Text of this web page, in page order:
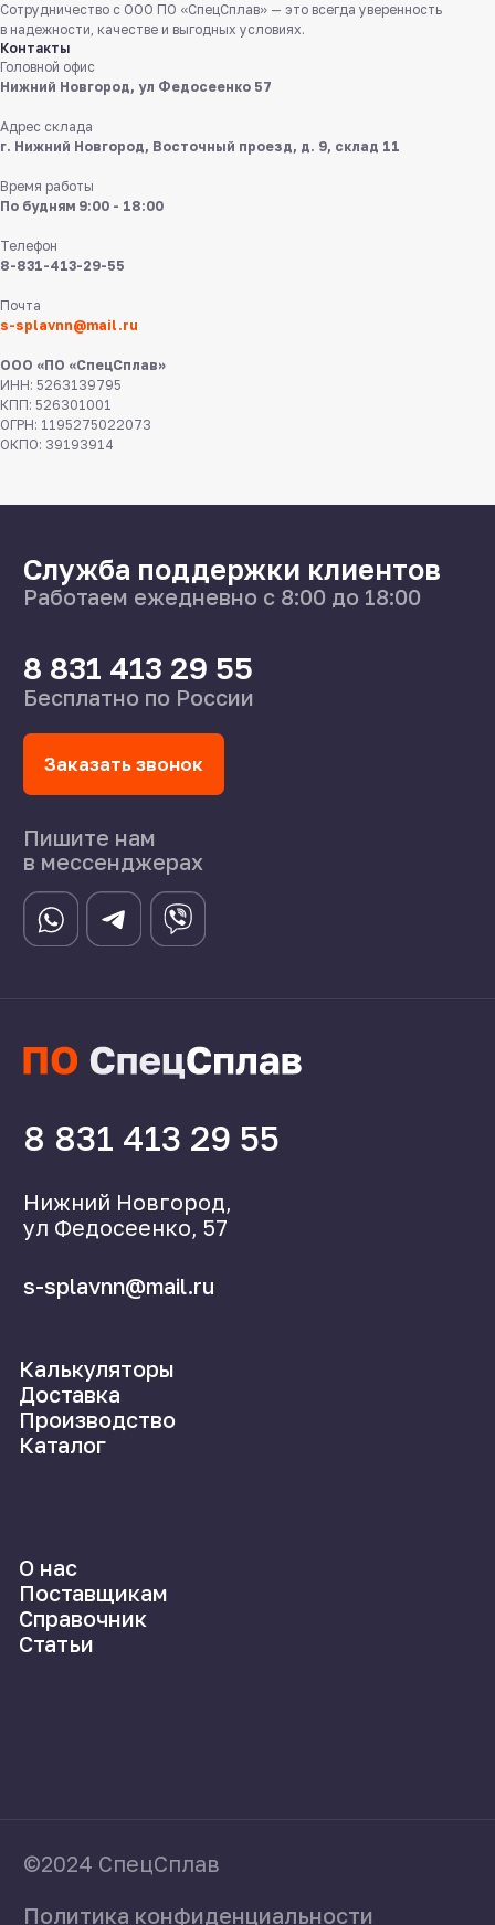
Сотрудничество с ООО ПО «СпецСплав» — это всегда уверенность
в надежности, качестве и выгодных условиях.
Контакты
Головной офис
Нижний Новгород, ул Федосеенко 57
Адрес склада
г. Нижний Новгород, Восточный проезд, д. 9, склад 11
Время работы
По будням 9:00 - 18:00
Телефон
8-831-413-29-55
Почта
s-splavnn@mail.ru
ООО «ПО «СпецСплав»
ИНН: 5263139795
КПП: 526301001
ОГРН: 1195275022073
ОКПО: 39193914
Пишите нам
в мессенджерах
s-splavnn@mail.ru
Политика конфиденциальности
Создание сайта
Калькуляторы
Доставка
Производство
Каталог
Поставщикам
Справочник
Статьи